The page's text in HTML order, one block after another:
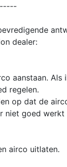
dealer:
aanstaan.
regelen.
op dat de
niet goed werkt
airco uitlaten.